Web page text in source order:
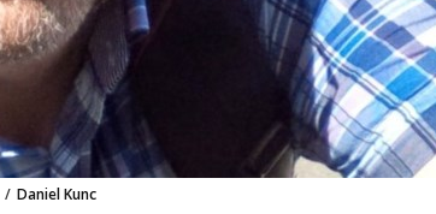
/ Daniel Kunc